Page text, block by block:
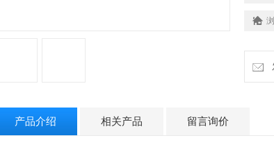
产品介绍 相关产品 留言询价